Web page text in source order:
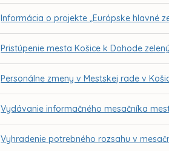
Informácia o projekte „Európske hlavné
Pristúpenie mesta Košice k Dohode
Personálne zmeny v Mestskej rade v
Vydávanie informačného mesačníka
Vyhradenie potrebného rozsahu v